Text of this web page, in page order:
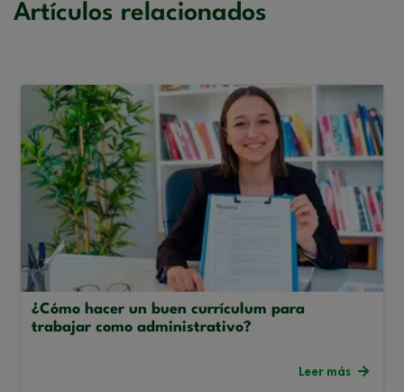
Artículos relacionados
¿Cómo hacer un buen currículum para
trabajar como administrativo?
Leer más